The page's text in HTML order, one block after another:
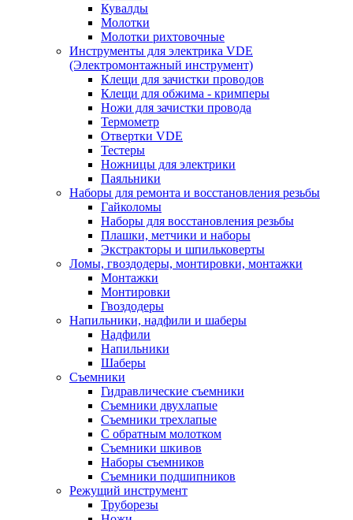
Кувалды
Молотки
Молотки рихтовочные
Инструменты для электрика VDE
(Электромонтажный инструмент)
Клещи для зачистки проводов
Клещи для обжима - кримперы
Ножи для зачистки провода
Термометр
Отвертки VDE
Тестеры
Ножницы для электрики
Паяльники
Наборы для ремонта и восстановления резьбы
Гайколомы
Наборы для восстановления резьбы
Плашки, метчики и наборы
Экстракторы и шпильковерты
Ломы, гвоздодеры, монтировки, монтажки
Монтажки
Монтировки
Гвоздодеры
Напильники, надфили и шаберы
Надфили
Напильники
Шаберы
Съемники
Гидравлические съемники
Съемники двухлапые
Съемники трехлапые
С обратным молотком
Съемники шкивов
Наборы съемников
Съемники подшипников
Режущий инструмент
Труборезы